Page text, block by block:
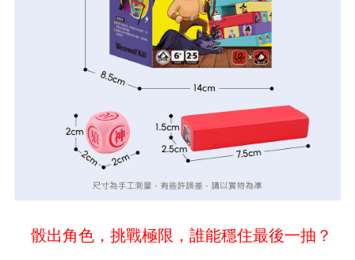
骰出角色，挑戰極限，誰能穩住最後一抽？